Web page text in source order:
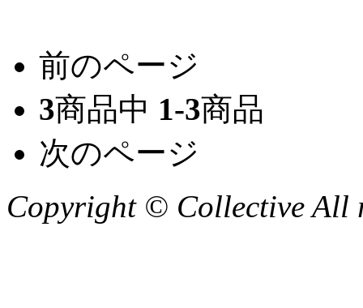
前のページ
3商品中 1-3商品
次のページ
Copyright © Collective All